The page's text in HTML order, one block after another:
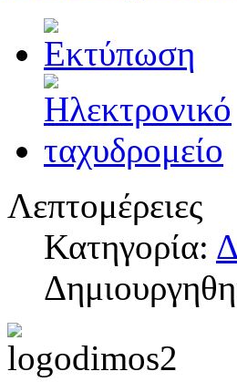
Λεπτομέρειες
Κατηγορία: